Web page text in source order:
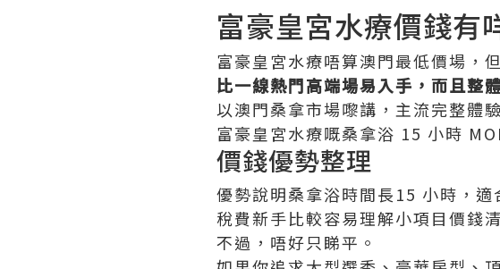
富豪皇宮水療價錢有
富豪皇宮水療唔算澳門最低價場，
比一線熱門高端場易入手，而且整
以澳門桑拿市場嚟講，主流完整體
富豪皇宮水療嘅桑拿浴 15 小時
價錢優勢整理
優勢說明桑拿浴時間長15 小時，
稅費新手比較容易理解小項目價錢
不過，唔好只睇平。